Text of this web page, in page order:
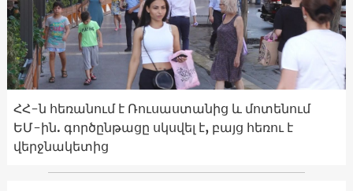
ՀՀ-ն հեռանում է Ռուսաստանից և մոտենում
ԵՄ-ին. գործընթացը սկսվել է, բայց հեռու է
վերջնակետից